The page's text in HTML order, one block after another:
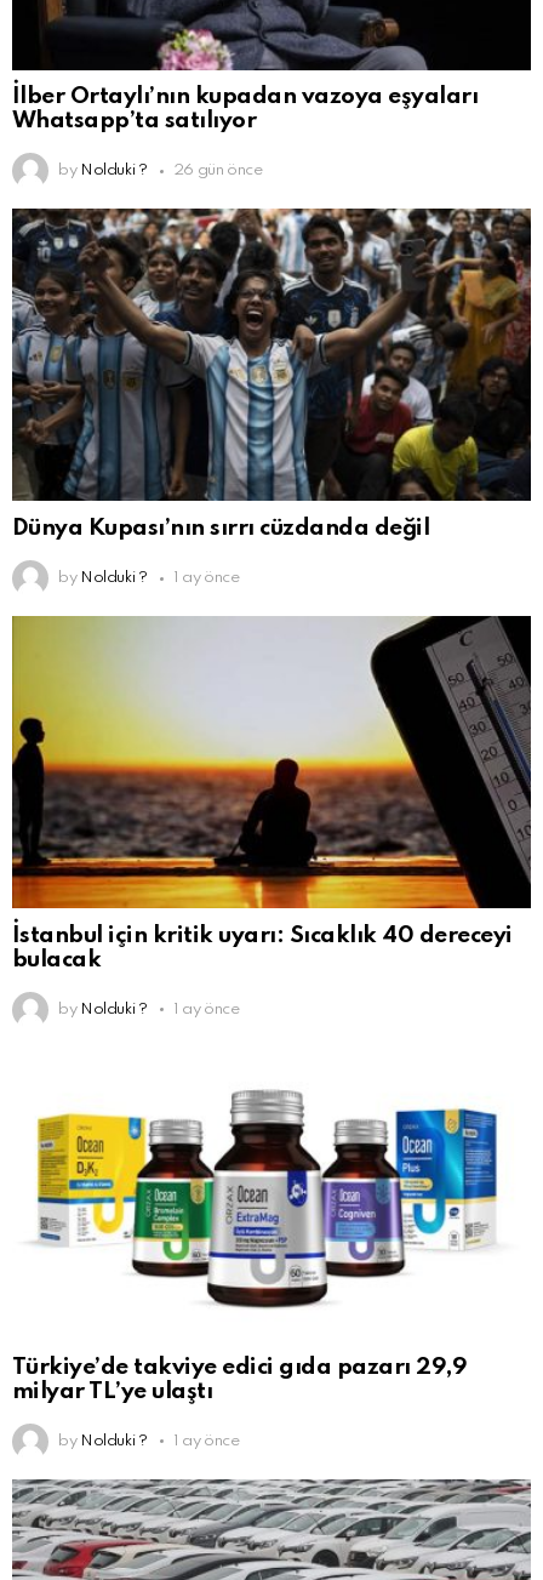
İlber Ortaylı’nın kupadan vazoya eşyaları
Whatsapp’ta satılıyor
by Nolduki ? 26 gün önce
Dünya Kupası’nın sırrı cüzdanda değil
by Nolduki ? 1 ay önce
İstanbul için kritik uyarı: Sıcaklık 40 dereceyi
bulacak
by Nolduki ? 1 ay önce
Türkiye’de takviye edici gıda pazarı 29,9
milyar TL’ye ulaştı
by Nolduki ? 1 ay önce